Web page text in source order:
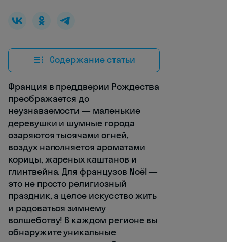
Содержание статьи
Франция в преддверии Рождества
преображается до
неузнаваемости — маленькие
деревушки и шумные города
озаряются тысячами огней,
воздух наполняется ароматами
корицы, жареных каштанов и
глинтвейна. Для французов Noël —
это не просто религиозный
праздник, а целое искусство жить
и радоваться зимнему
волшебству! В каждом регионе вы
обнаружите уникальные